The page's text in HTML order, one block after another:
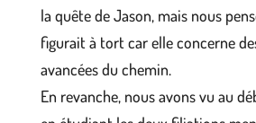
la quête de Jason, mais nous
figurait à tort car elle concerne
avancées du chemin.
En revanche, nous avons vu au